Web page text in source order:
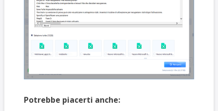
Potrebbe piacerti anche: